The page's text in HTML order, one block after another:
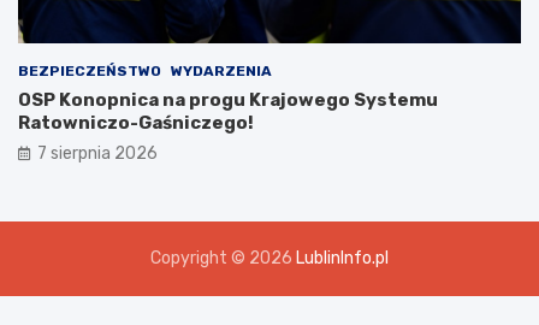
BEZPIECZEŃSTWO WYDARZENIA
OSP Konopnica na progu Krajowego Systemu
Ratowniczo-Gaśniczego!
7 sierpnia 2026
Copyright © 2026 LublinInfo.pl